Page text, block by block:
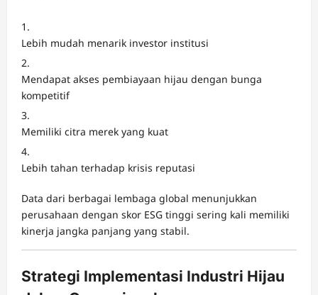
Lebih mudah menarik investor institusi
Mendapat akses pembiayaan hijau dengan bunga
kompetitif
Memiliki citra merek yang kuat
Lebih tahan terhadap krisis reputasi
Data dari berbagai lembaga global menunjukkan
perusahaan dengan skor ESG tinggi sering kali memiliki
kinerja jangka panjang yang stabil.
Strategi Implementasi Industri Hijau